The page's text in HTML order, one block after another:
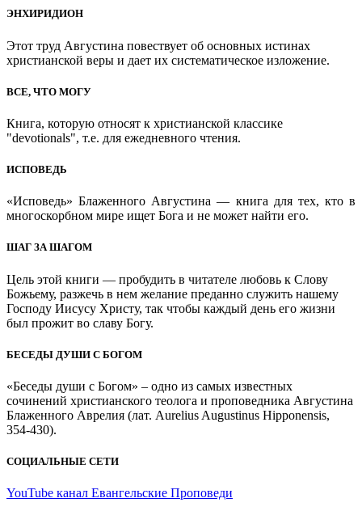
ЭНХИРИДИОН
Этот труд Августина повествует об основных истинах
христианской веры и дает их систематическое изложение.
ВСЕ, ЧТО МОГУ
Книга, которую относят к христианской классике
"devotionals", т.е. для ежедневного чтения.
ИСПОВЕДЬ
«Исповедь» Блаженного Августина — книга для тех, кто в
многоскорбном мире ищет Бога и не может найти его.
ШАГ ЗА ШАГОМ
Цель этой книги — пробудить в читателе любовь к Слову
Божьему, разжечь в нем желание преданно служить нашему
Господу Иисусу Христу, так чтобы каждый день его жизни
был прожит во славу Богу.
БЕСЕДЫ ДУШИ С БОГОМ
«Беседы души с Богом» – одно из самых известных
сочинений христианского теолога и проповедника Августина
Блаженного Аврелия (лат. Aurelius Augustinus Hipponensis,
354-430).
СОЦИАЛЬНЫЕ СЕТИ
YouTube канал Евангельские Проповеди